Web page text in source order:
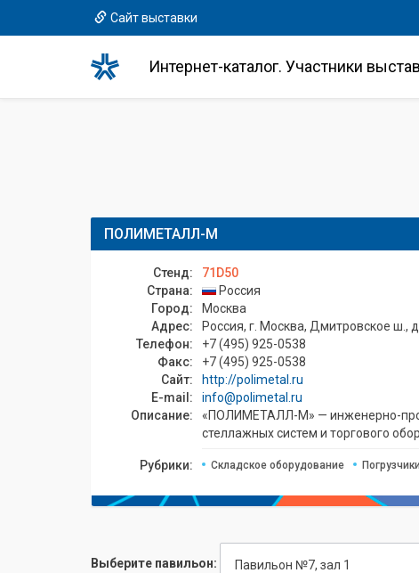
Сайт выставки
Интернет-каталог. Участники
ПОЛИМЕТАЛЛ-М
Стенд:
71D50
Страна:
Россия
Город:
Москва
Адрес:
Россия, г. Москва, Дмитровское ш.,
Телефон:
+7 (495) 925-0538
Факс:
+7 (495) 925-0538
Сайт:
http://polimetal.ru
E-mail:
info@polimetal.ru
Описание:
«ПОЛИМЕТАЛЛ-М» — инженерно-
стеллажных систем и торгового
Рубрики: Складское оборудование
Выберите павильон: Павильон №7, зал 1